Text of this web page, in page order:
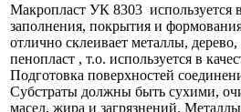
Макропласт УК 8303 используется в
заполнения, покрытия и
отлично склеивает металлы,
пенопласт , т.о. используется в
Подготовка поверхностей
Субстраты должны быть сухими,
масел, жира и загрязнений. Металлы